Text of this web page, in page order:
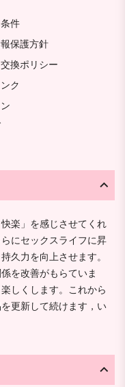
件
保護方針
換ポリシー
ク
楽」を感じさせてくれ
にセックスライフに昇
久力を向上させます。
を改善がもらていま
しくします。これから
更新して続けます，い